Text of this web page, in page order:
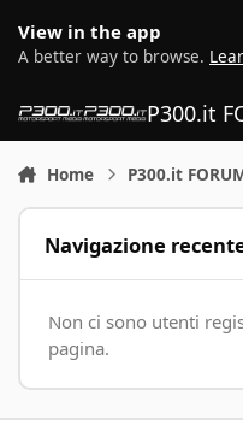
View in the app
A better way to browse.
P300.it
Home P300.it
Navigazione
Non ci sono utenti
pagina.